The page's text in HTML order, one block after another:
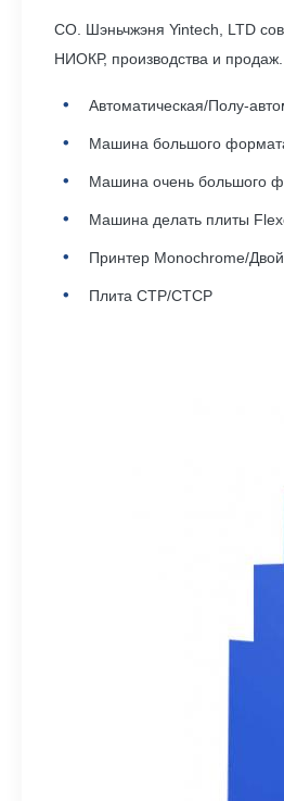
CO. Шэньчжэня Yintech, LTD
НИОКР, производства и
Автоматическая/Полу-
Машина большого
Машина очень большого
Машина делать плиты
Принтер Monochrome/
Плита CTP/CTCP